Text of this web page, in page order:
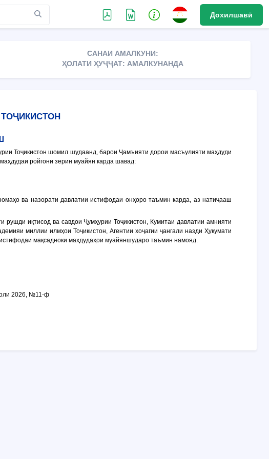
Дохилшавӣ
САНАИ АМАЛКУНИ:
ҲОЛАТИ ҲУҶҶАТ: АМАЛКУНАНДА
Тоҷикистон шомил шудаанд, барои Ҷамъияти дорои масъулияти маҳдуди
ройгони зерин муайян карда шавад:
ва назорати давлатии истифодаи онҳоро таъмин карда, аз натиҷааш
рушди иқтисод ва савдои Ҷумҳурии Тоҷикистон, Кумитаи давлатии амнияти
миллии илмҳои Тоҷикистон, Агентии хоҷагии ҷангали назди Ҳукумати
мақсадноки маҳдудаҳои муайяншударо таъмин намояд.
2026, №11-ф